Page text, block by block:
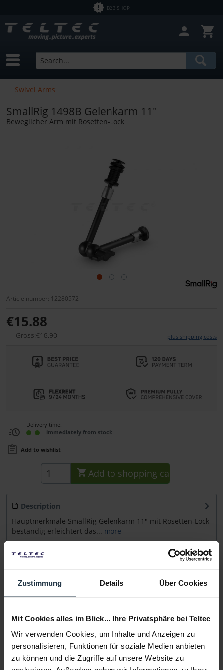
Zustimmung Details Über Cookies
Mit Cookies alles im Blick... Ihre Privatsphäre bei Teltec
Wir verwenden Cookies, um Inhalte und Anzeigen zu
personalisieren, Funktionen für soziale Medien anbieten
zu können und die Zugriffe auf unsere Website zu
B2B SHOP
Swivel Arms
SmallRig 1498B Gelenkarm 11"
Beweglicher Arm mit Rosetten-Lock
Article number: 12280572
€15.88
Gross:€18.90 plus shipping costs
Delivery time:
immediately from stock
Add to wishlist
Add to shopping cart
Description
Hauptmerkmale SmallRig Gelenkarm 11" mit Rosetten-Lock
beständig erleichtert das... more
Accessories
In Stock
Brands
from€2.50 to€12700.00
Consultation
Manufacturer & Product Safety Information